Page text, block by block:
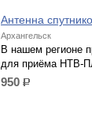
Антенна
Архангельск
В нашем регионе
для приёма
950 р.